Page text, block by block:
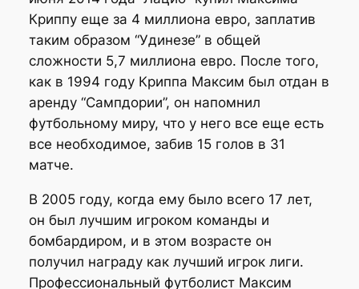
Криппу еще за 4 миллиона евро, заплатив
таким образом “Удинезе” в общей
сложности 5,7 миллиона евро. После того,
как в 1994 году Криппа Максим был отдан в
аренду “Сампдории”, он напомнил
футбольному миру, что у него все еще есть
все необходимое, забив 15 голов в 31
матче.
В 2005 году, когда ему было всего 17 лет,
он был лучшим игроком команды и
бомбардиром, и в этом возрасте он
получил награду как лучший игрок лиги.
Профессиональный футболист Максим